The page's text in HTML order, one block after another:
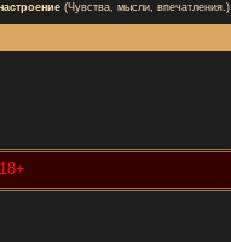
(Чувства, мысли, впечатления.)
18+